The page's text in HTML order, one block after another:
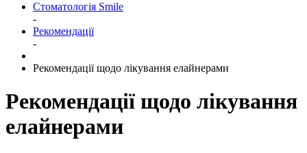
Стоматологія Smile
-
Рекомендації
-
Рекомендації щодо лікування елайнерами
Рекомендації щодо лікування
елайнерами